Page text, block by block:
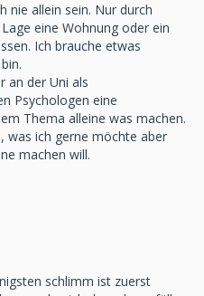
nie allein sein. Nur durch
eine Wohnung oder ein
Ich brauche etwas
an der Uni als
Psychologen eine
Thema alleine was machen.
was ich gerne möchte aber
machen will.
schlimm ist zuerst